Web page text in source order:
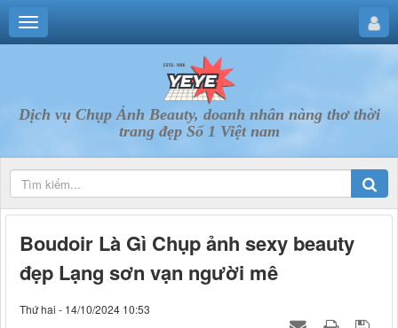
Dịch vụ Chụp Ảnh Beauty, doanh nhân nàng thơ thời
trang đẹp Số 1 Việt nam
Boudoir Là Gì Chụp ảnh sexy beauty
đẹp Lạng sơn vạn người mê
Thứ hai - 14/10/2024 10:53